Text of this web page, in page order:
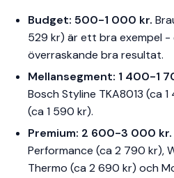
Budget: 500-1 000 kr.
529 kr) är ett bra exempel -
överraskande bra resultat.
Mellansegment: 1 400-1
Bosch Styline TKA8013 (ca
(ca 1 590 kr).
Premium: 2 600-3 000 kr.
Performance (ca 2 790 kr),
Thermo (ca 2 690 kr) och